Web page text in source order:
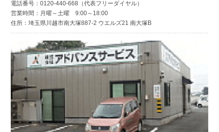
電話番号：0120-440-668（代表フリーダイヤル）
営業時間：月曜～土曜 9:00～18:00
住所：埼玉県川越市南大塚887-2 ウエルズ21 南大塚B